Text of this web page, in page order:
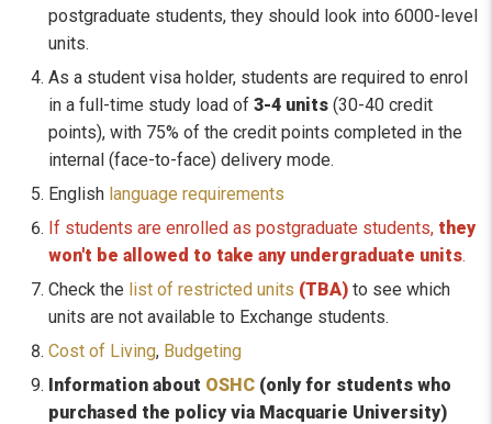
postgraduate students, they should look into 6000-level
units.
As a student visa holder, students are required to enrol
in a full-time study load of 3-4 units (30-40 credit
points), with 75% of the credit points completed in the
internal (face-to-face) delivery mode.
English language requirements
If students are enrolled as postgraduate students, they
won't be allowed to take any undergraduate units.
Check the list of restricted units (TBA) to see which
units are not available to Exchange students.
Cost of Living, Budgeting
Information about OSHC (only for students who
purchased the policy via Macquarie University)